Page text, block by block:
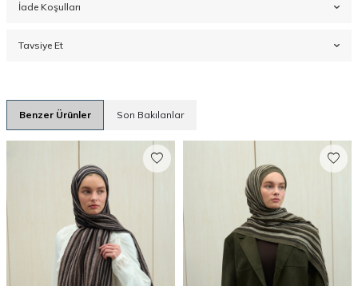
İade Koşulları
Tavsiye Et
Benzer Ürünler Son Bakılanlar